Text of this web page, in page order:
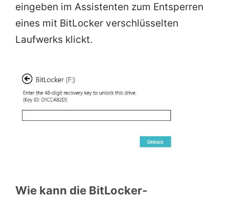
eingeben im Assistenten zum Entsperren
eines mit BitLocker verschlüsselten
Laufwerks klickt.
Wie kann die BitLocker-